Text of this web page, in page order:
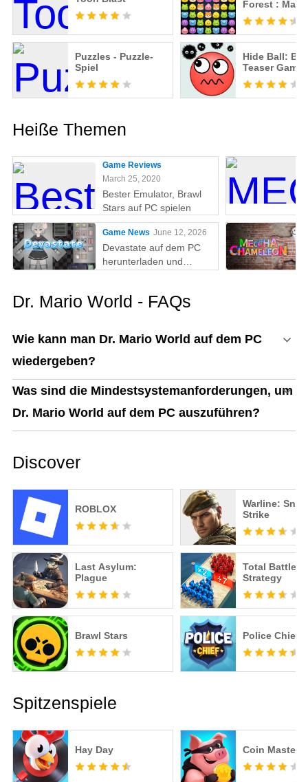
Forest :
Puzzles - Puzzle-
Spiel
Hide Ball:
Teaser Games
Heiße Themen
Game Reviews
March 25, 2020
Bester Emulator, Brawl
Stars auf PC spielen
Game News June 12, 2026
Devastate auf dem PC
herunterladen und
Play
Dr. Mario World - FAQs
Wie kann man Dr. Mario World auf dem PC
wiedergeben?
Was sind die Mindestsystemanforderungen, um
Dr. Mario World auf dem PC auszuführen?
Discover
ROBLOX
Warline:
Strike
Last Asylum:
Plague
Total Battle:
Strategy
Brawl Stars Police Chief
Spitzenspiele
Hay Day Coin Master